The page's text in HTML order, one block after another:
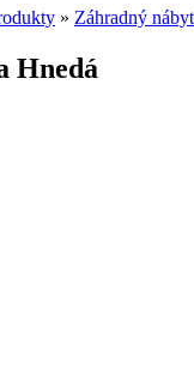
» Záhradný
Hnedá